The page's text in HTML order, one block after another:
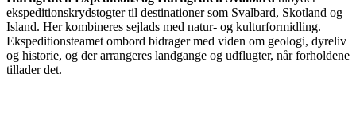
ekspeditionskrydstogter til destinationer som Svalbard, Skotland og
Island. Her kombineres sejlads med natur- og kulturformidling.
Ekspeditionsteamet ombord bidrager med viden om geologi, dyreliv
og historie, og der arrangeres landgange og udflugter, når forholdene
tillader det.